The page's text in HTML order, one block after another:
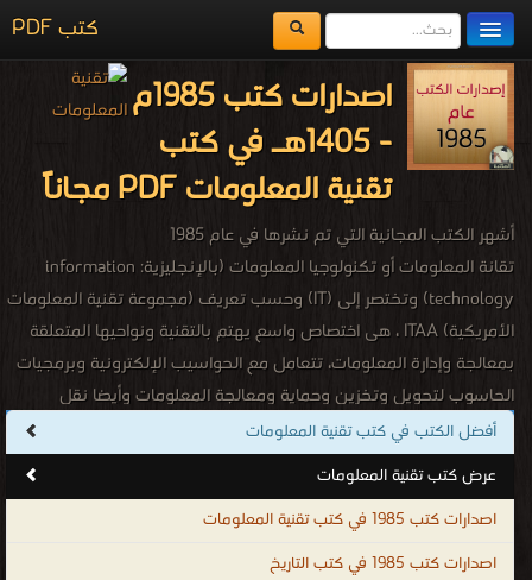
كتب PDF
مكتبة الكتب
المكتبات
يُقرأ حالياً
اضف كتاب
اصدارات كتب 1985م
- 1405هـ في كتب
تقنية المعلومات PDF مجاناً
أشهر الكتب المجانية التي تم نشرها في عام 1985
تقانة المعلومات أو تكنولوجيا المعلومات (بالإنجليزية: information
technology)‏ وتختصر إلى (IT) وحسب تعريف (مجموعة تقنية المعلومات
الأمريكية) ITAA ، هى اختصاص واسع يهتم بالتقنية ونواحيها المتعلقة
بمعالجة وإدارة المعلومات، تتعامل مع الحواسيب الإلكترونية وبرمجيات
الحاسوب لتحويل وتخزين وحماية ومعالجة المعلومات وأيضا نقل
واستعادة المعلومات. تهتم بدراسة، تصميم، تطوير، تفعيل، دعم أو تسيير
أنظمة المعلومات التي تعتمد على الحواسيب، بشكل خاص تطبيقات
وعتاد الحاسوب، تهتم تقنية المعلومات باستخدام الحواسيب والتطبيقات
البرمجية لتحويل، تخزين، حماية، معالجة، إرسال، والاسترجاع الآمن
للمعلومات. جميع الكتب التقنية في مجالات الانترنت والبرامج المكتبية
أفضل الكتب في كتب تقنية المعلومات
عرض كتب تقنية المعلومات
اصدارات كتب 1985 في كتب تقنية المعلومات
اصدارات كتب 1985 في كتب التاريخ